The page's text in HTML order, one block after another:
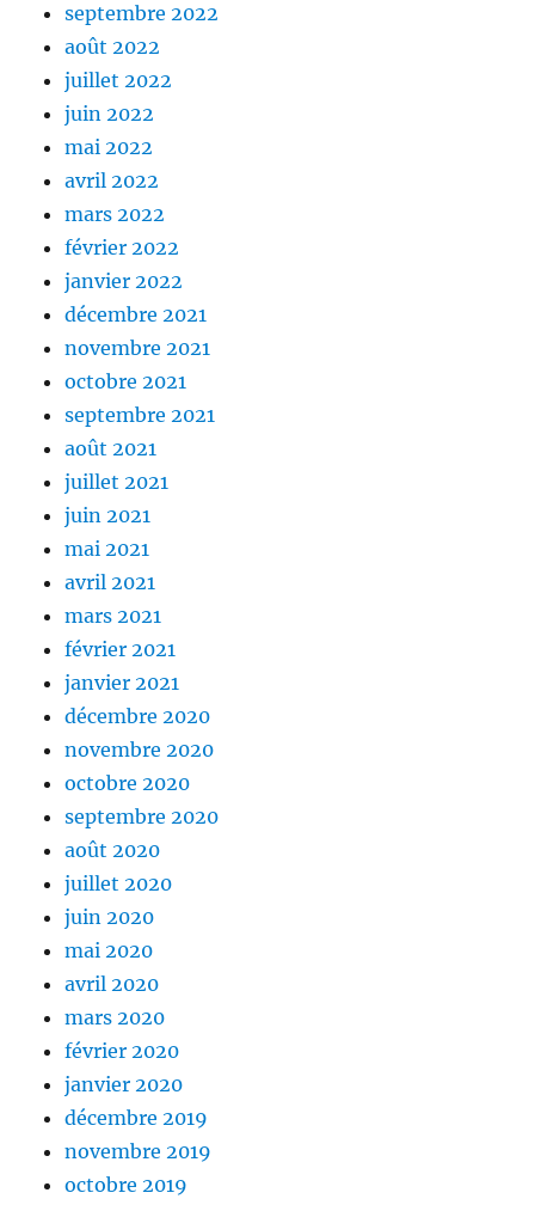
septembre 2022
août 2022
juillet 2022
juin 2022
mai 2022
avril 2022
mars 2022
février 2022
janvier 2022
décembre 2021
novembre 2021
octobre 2021
septembre 2021
août 2021
juillet 2021
juin 2021
mai 2021
avril 2021
mars 2021
février 2021
janvier 2021
décembre 2020
novembre 2020
octobre 2020
septembre 2020
août 2020
juillet 2020
juin 2020
mai 2020
avril 2020
mars 2020
février 2020
janvier 2020
décembre 2019
novembre 2019
octobre 2019